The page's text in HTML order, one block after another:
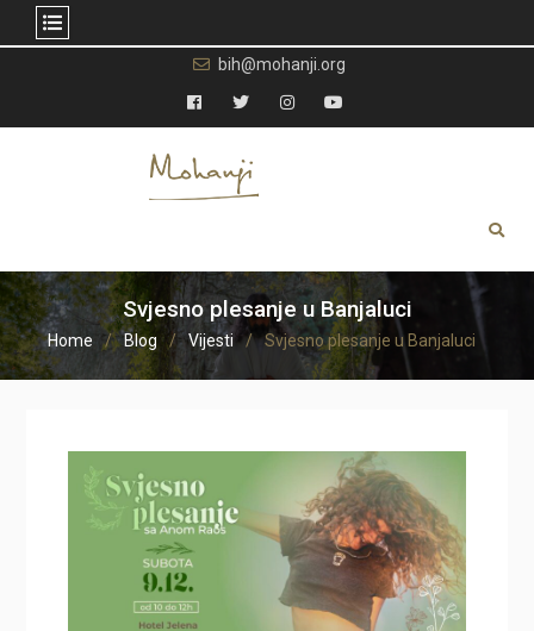
content
bih@mohanji.org
Facebook
TwitterInstagramYouTube
Svjesno plesanje u Banjaluci
Home Blog Vijesti Svjesno plesanje u Banjaluci